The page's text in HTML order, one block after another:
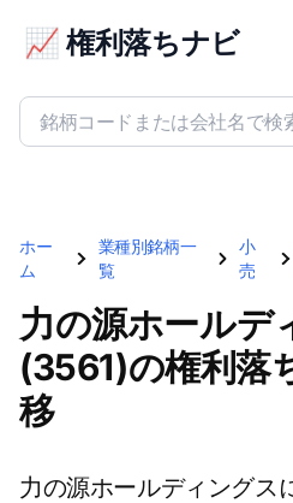
📈 権利落ちナビ
ホー
ム
業種別銘柄一
覧
小
売
力の源ホールデ
(3561)の権利落
移
力の源ホールディングス